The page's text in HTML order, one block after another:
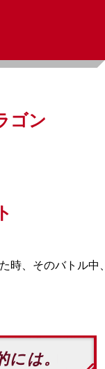
ゴン
、そのバトル中、
には。